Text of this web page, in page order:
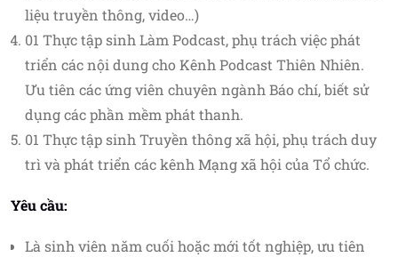
liệu truyền thông, video…)
01 Thực tập sinh Làm Podcast, phụ trách việc phát
triển các nội dung cho Kênh Podcast Thiên Nhiên.
Ưu tiên các ứng viên chuyên ngành Báo chí, biết sử
dụng các phần mềm phát thanh.
01 Thực tập sinh Truyền thông xã hội, phụ trách duy
trì và phát triển các kênh Mạng xã hội của Tổ chức.
Yêu cầu:
Là sinh viên năm cuối hoặc mới tốt nghiệp, ưu tiên